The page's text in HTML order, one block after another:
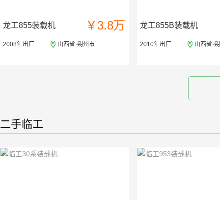
龙工855装载机 ￥3.8万
2008年出厂 山西省·朔州市
龙工855B装载机
2010年出厂 山西省·
二手临工